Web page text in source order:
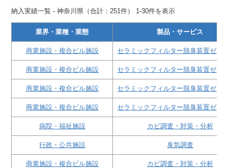
納入実績一覧 - 神奈川県（合計：251件） 1-30件を表示
業界・業種・業態 製品・サービス
商業施設・複合ビル施設 セラミックフィルター脱臭装置ゼオ
商業施設・複合ビル施設 セラミックフィルター脱臭装置ゼオ
商業施設・複合ビル施設 セラミックフィルター脱臭装置ゼオ
商業施設・複合ビル施設 セラミックフィルター脱臭装置ゼオ
病院・福祉施設 カビ調査・対策・分析
行政・公共施設 臭気調査
商業施設・複合ビル施設 カビ調査・対策・分析